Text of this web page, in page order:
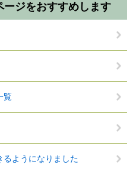
ージをおすすめします
覧
るようになりました